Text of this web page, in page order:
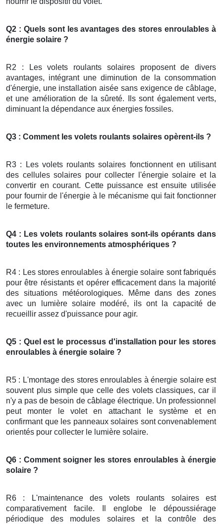
Q2 : Quels sont les avantages des stores enroulables à
énergie solaire ?
R2 : Les volets roulants solaires proposent de divers
avantages, intégrant une diminution de la consommation
d'énergie, une installation aisée sans exigence de câblage,
et une amélioration de la sûreté. Ils sont également verts,
diminuant la dépendance aux énergies fossiles.
Q3 : Comment les volets roulants solaires opèrent-ils ?
R3 : Les volets roulants solaires fonctionnent en utilisant
des cellules solaires pour collecter l'énergie solaire et la
convertir en courant. Cette puissance est ensuite utilisée
pour fournir de l'énergie à le mécanisme qui fait fonctionner
le fermeture.
Q4 : Les volets roulants solaires sont-ils opérants dans
toutes les environnements atmosphériques ?
R4 : Les stores enroulables à énergie solaire sont fabriqués
pour être résistants et opérer efficacement dans la majorité
des situations météorologiques. Même dans des zones
avec un lumière solaire modéré, ils ont la capacité de
recueillir assez d'puissance pour agir.
Q5 : Quel est le processus d'installation pour les stores
enroulables à énergie solaire ?
R5 : L'montage des stores enroulables à énergie solaire est
souvent plus simple que celle des volets classiques, car il
n'y a pas de besoin de câblage électrique. Un professionnel
peut monter le volet en attachant le système et en
confirmant que les panneaux solaires sont convenablement
orientés pour collecter le lumière solaire.
Q6 : Comment soigner les stores enroulables à énergie
solaire ?
R6 : L'maintenance des volets roulants solaires est
comparativement facile. Il englobe le dépoussiérage
périodique des modules solaires et la contrôle des